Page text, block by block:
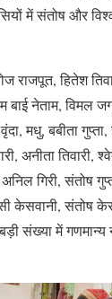
में संतोष और
राजपूत, हितेश
बाई नेताम, विमल
मधु, बबीता
अनीता तिवारी,
अनिल गिरी, संतोष
केसवानी, संतोष
संख्या में गणमान्य